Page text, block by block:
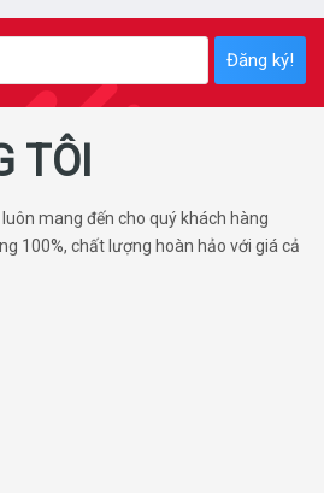
Đăng ký!
TÔI
mang đến cho quý khách hàng
100%, chất lượng hoàn hảo với giá cả